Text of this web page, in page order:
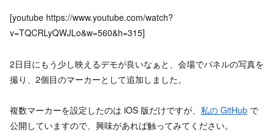
[youtube https://www.youtube.com/watch?
v=TQCRLyQWJLo&w=560&h=315]
2日目にもう少し映えるデモが良いなぁと、会場でパネルの写真を
撮り、2個目のマーカーとして追加しました。
複数マーカーを設定したのは iOS 版だけですが、 私の GitHub で
公開していますので、興味があれば触ってみてください。